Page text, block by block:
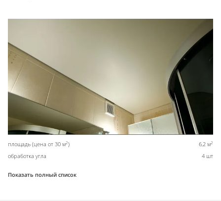
площадь (цена от 30 м2) 6,2 м2
обработка угла 4 шт
Показать полный список